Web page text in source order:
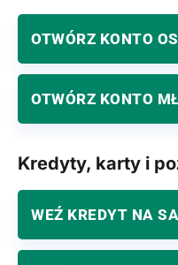
OTWÓRZ KONTO
OTWÓRZ KONTO
Kredyty, karty i
WEŹ KREDYT NA